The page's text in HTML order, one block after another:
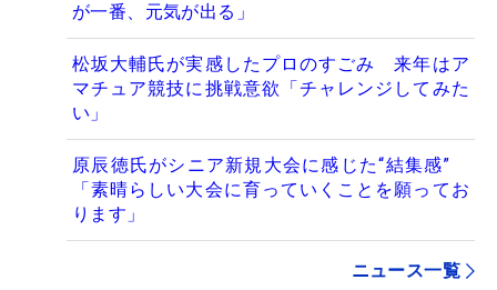
が一番、元気が出る」
松坂大輔氏が実感したプロのすごみ 来年はア
マチュア競技に挑戦意欲「チャレンジしてみた
い」
原辰徳氏がシニア新規大会に感じた“結集感”
「素晴らしい大会に育っていくことを願ってお
ります」
ニュース一覧